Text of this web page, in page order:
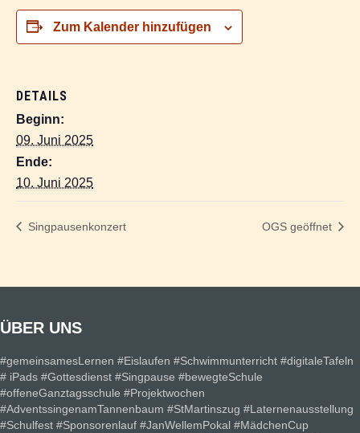
Zum Kalender hinzufügen
DETAILS
Beginn:
09. Juni 2025
Ende:
10. Juni 2025
Singpausenkonzert OGS geöffnet
ÜBER UNS
#gemeinsamesLernen #Eislaufen #Schwimmunterricht #digitaleTafeln
# iPads #Gottesdienst #Singpause #bewegteSchule
#offeneGanztagsschule #Projektwochen
#AdventssingenamTannenbaum #StMartinszug #Laternenausstellung
#Schulfest #Sponsorenlauf #JanWellemPokal #MädchenCup